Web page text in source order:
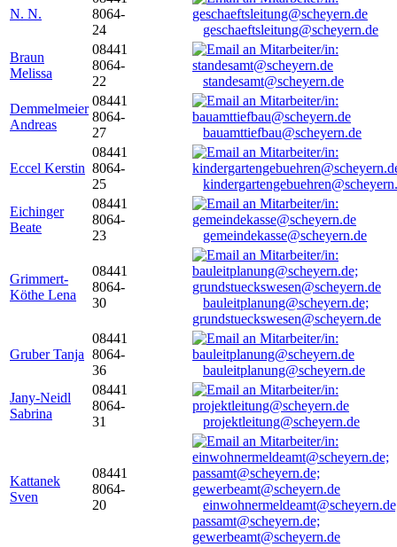
N. N.
8064-
24
geschaeftsleitung@scheyern.de
Braun
Melissa
08441
8064-
22
standesamt@scheyern.de
Demmelmeier
Andreas
08441
8064-
27
bauamttiefbau@scheyern.de
Eccel Kerstin
08441
8064-
25
Eichinger
Beate
08441
8064-
23
gemeindekasse@scheyern.de
Grimmert-
Köthe Lena
08441
8064-
30
bauleitplanung@scheyern.de;
grundstueckswesen@scheyern.de
Gruber Tanja
08441
8064-
36
bauleitplanung@scheyern.de
Jany-Neidl
Sabrina
08441
8064-
31
projektleitung@scheyern.de
Kattanek
Sven
08441
8064-
20
passamt@scheyern.de;
gewerbeamt@scheyern.de